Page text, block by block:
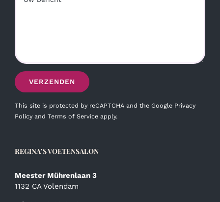
This site is protected by reCAPTCHA and the Google Privacy
Policy and Terms of Service apply.
REGINA’S VOETENSALON
Meester Mührenlaan 3
1132 CA Volendam